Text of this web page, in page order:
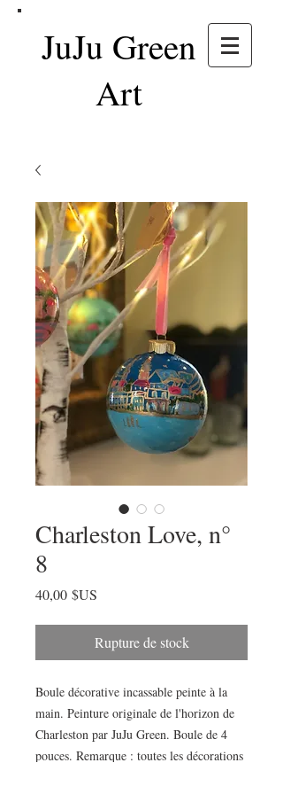
JuJu Green
Art
Charleston Love, n°
8
40,00 $US
Rupture de stock
Boule décorative incassable peinte à la
main. Peinture originale de l'horizon de
Charleston par JuJu Green. Boule de 4
pouces. Remarque : toutes les décorations